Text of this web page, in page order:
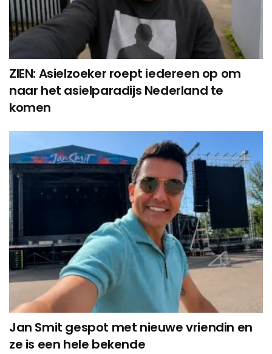
ZIEN: Asielzoeker roept iedereen op om
naar het asielparadijs Nederland te
komen
Jan Smit gespot met nieuwe vriendin en
ze is een hele bekende